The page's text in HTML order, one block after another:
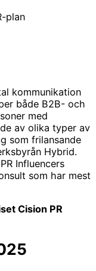
plan
kommunikation
både B2B- och
med
av olika typer av
som frilansande
Hybrid.
Influencers
som har mest
Cision PR